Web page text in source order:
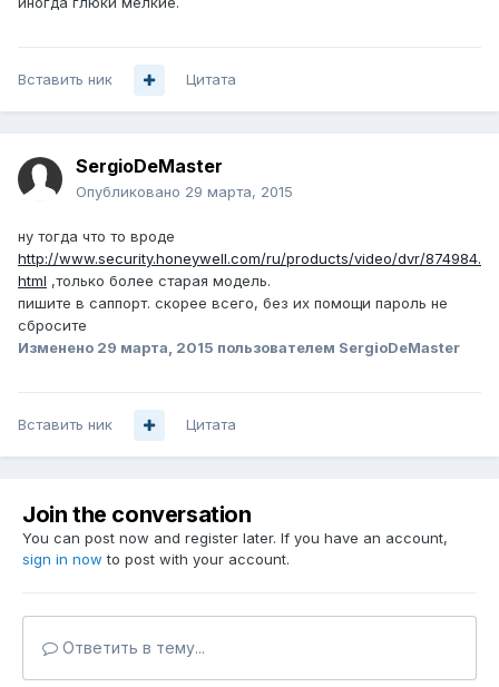
Вставить ник Цитата
SergioDeMaster
Опубликовано 29 марта, 2015
ну тогда что то вроде
http://www.security.honeywell.com/ru/products/video/dvr/874984.
html ,только более старая модель.
пишите в саппорт. скорее всего, без их помощи пароль не
сбросите
Изменено 29 марта, 2015 пользователем SergioDeMaster
Вставить ник Цитата
Join the conversation
You can post now and register later. If you have an account,
sign in now to post with your account.
Ответить в тему...